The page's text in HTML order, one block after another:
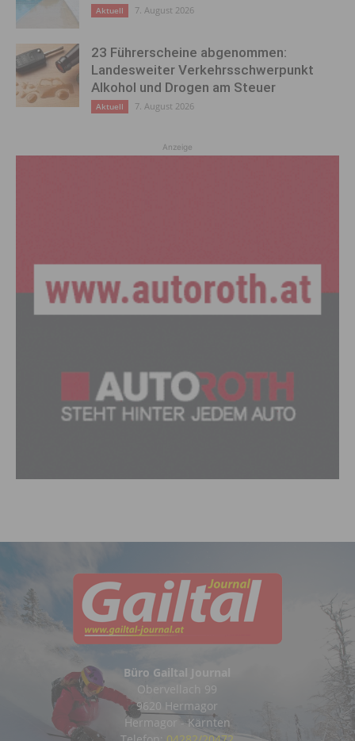
Aktuell 7. August 2026
23 Führerscheine abgenommen:
Landesweiter Verkehrsschwerpunkt
Alkohol und Drogen am Steuer
Aktuell 7. August 2026
Anzeige
Büro Gailtal Journal
Obervellach 99
9620 Hermagor
Hermagor - Kärnten